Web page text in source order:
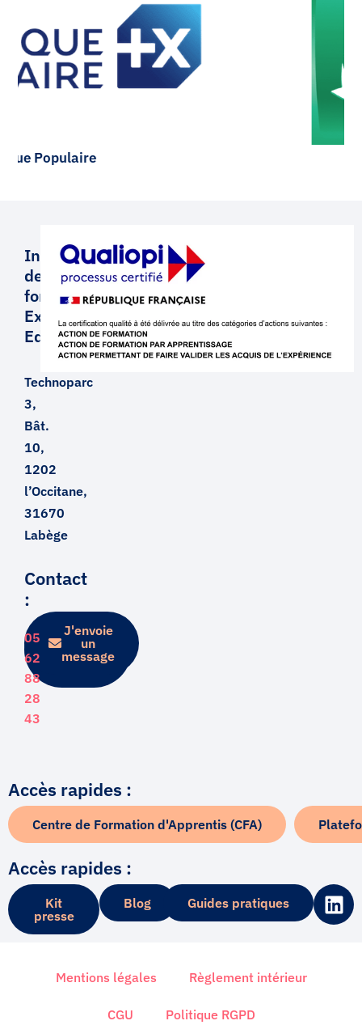
Institut
de
formation
Executive
Education
Technoparc
3,
Bât.
10,
1202
l’Occitane,
31670
Labège
Contact
:
Je
prends
rendez-
J'envoie
un
message
05
62
88
28
43
Accès rapides :
Centre de Formation d'Apprentis (CFA)
Accès rapides :
Kit
presse
Blog Guides pratiques L
i
Mentions légales Règlement intérieur
CGU Politique RGPD